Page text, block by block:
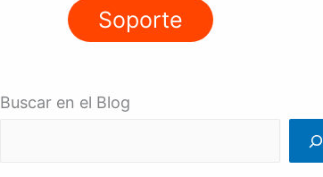
Soporte
Buscar en el Blog